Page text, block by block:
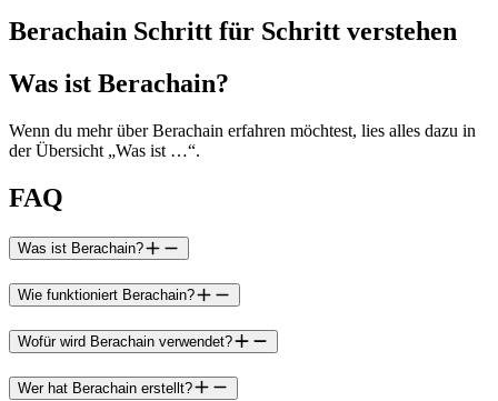
Berachain Schritt für Schritt verstehen
Was ist Berachain?
Wenn du mehr über Berachain erfahren möchtest, lies alles dazu in
der Übersicht „Was ist …“.
FAQ
Was ist Berachain?
Wie funktioniert Berachain?
Wofür wird Berachain verwendet?
Wer hat Berachain erstellt?